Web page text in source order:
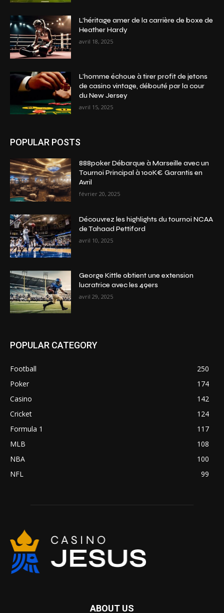
L’héritage amer de la carrière de boxe de
Heather Hardy
avril 18, 2025
L’homme échoue à tirer profit de jetons
de casino vintage, débouté par la cour
du New Jersey
avril 15, 2025
POPULAR POSTS
888poker Débarque à Marseille avec un
Tournoi Principal à 100K€ Garantis en
Avril
février 20, 2025
Découvrez les highlights du tournoi NCAA
de Tahaad Pettiford
avril 10, 2025
George Kittle obtient une extension
lucratrice avec les 49ers
avril 29, 2025
POPULAR CATEGORY
Football
250
Poker
174
Casino
142
Cricket
124
Formula 1
117
MLB
108
NBA
100
NFL
99
ABOUT US